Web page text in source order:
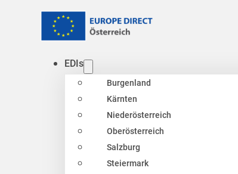
EDIs
Burgenland
Kärnten
Niederösterreich
Oberösterreich
Salzburg
Steiermark